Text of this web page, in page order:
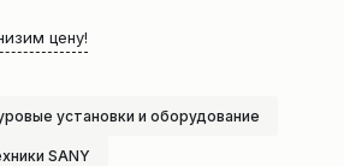
цену!
установки и оборудование
SANY